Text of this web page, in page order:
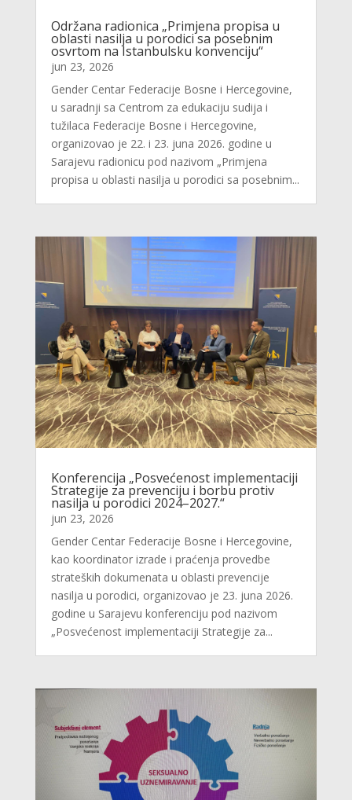
Održana radionica „Primjena propisa u
oblasti nasilja u porodici sa posebnim
osvrtom na Istanbulsku konvenciju“
jun 23, 2026
Gender Centar Federacije Bosne i Hercegovine,
u saradnji sa Centrom za edukaciju sudija i
tužilaca Federacije Bosne i Hercegovine,
organizovao je 22. i 23. juna 2026. godine u
Sarajevu radionicu pod nazivom „Primjena
propisa u oblasti nasilja u porodici sa posebnim...
Konferencija „Posvećenost implementaciji
Strategije za prevenciju i borbu protiv
nasilja u porodici 2024–2027.“
jun 23, 2026
Gender Centar Federacije Bosne i Hercegovine,
kao koordinator izrade i praćenja provedbe
strateških dokumenata u oblasti prevencije
nasilja u porodici, organizovao je 23. juna 2026.
godine u Sarajevu konferenciju pod nazivom
„Posvećenost implementaciji Strategije za...